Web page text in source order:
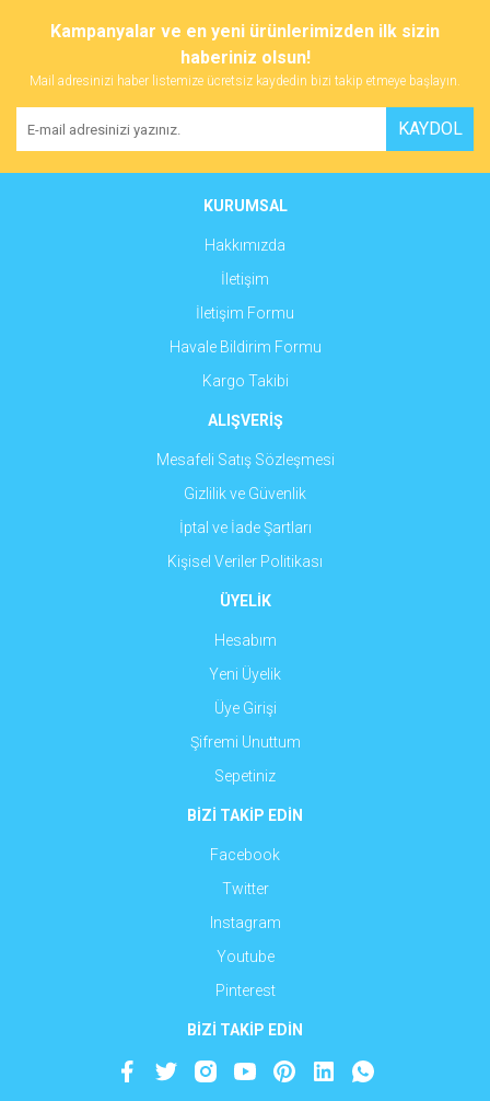
Bu ürüne ilk yorumu siz yapın!
Yorum Yaz
tarafımıza iletebilirsiniz.
Görüş ve önerileriniz için teşekkür ederiz.
Ürün resmi kalitesiz, bozuk veya görüntülenemiyor.
Ürün açıklamasında eksik bilgiler bulunuyor.
Ürün fiyatı diğer sitelerden daha pahalı.
Gönder
Kampanyalar ve en yeni ürünlerimizden ilk sizin
haberiniz olsun!
Mail adresinizi haber listemize ücretsiz kaydedin bizi takip etmeye başlayın.
KAYDOL
KURUMSAL
Hakkımızda
İletişim
İletişim Formu
Havale Bildirim Formu
Kargo Takibi
ALIŞVERİŞ
Mesafeli Satış Sözleşmesi
Gizlilik ve Güvenlik
İptal ve İade Şartları
Kişisel Veriler Politikası
ÜYELİK
Hesabım
Yeni Üyelik
Üye Girişi
Şifremi Unuttum
Sepetiniz
BİZİ TAKİP EDİN
Facebook
Twitter
Instagram
Youtube
Pinterest
BİZİ TAKİP EDİN